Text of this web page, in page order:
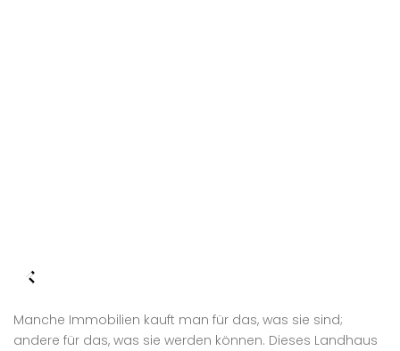
Manche Immobilien kauft man für das, was sie sind;
andere für das, was sie werden können. Dieses Landhaus